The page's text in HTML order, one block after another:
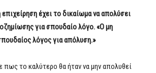
επιχείρηση έχει το δικαίωμα να απολύσει
για σπουδαίο λόγο. «Ο μη
λόγος για απόλυση.»
πως το καλύτερο θα ήταν να μην απολυθεί